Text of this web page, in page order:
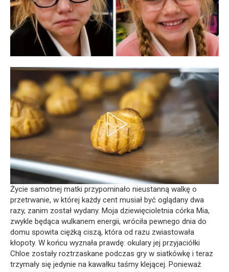
Życie samotnej matki przypominało nieustanną walkę o
przetrwanie, w której każdy cent musiał być oglądany dwa
razy, zanim został wydany. Moja dziewięcioletnia córka Mia,
zwykle będąca wulkanem energii, wróciła pewnego dnia do
domu spowita ciężką ciszą, która od razu zwiastowała
kłopoty. W końcu wyznała prawdę: okulary jej przyjaciółki
Chloe zostały roztrzaskane podczas gry w siatkówkę i teraz
trzymały się jedynie na kawałku taśmy klejącej. Ponieważ